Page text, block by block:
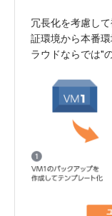
冗長化を考慮し
証環境から本番
ラウドならでは"